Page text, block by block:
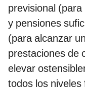
previsional
y pensiones
(para alcanzar
prestaciones de
elevar
todos los